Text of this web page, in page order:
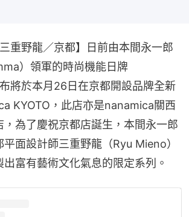
重野龍／京都】日前由本間永一郎
）領軍的時尚機能日牌
將於本月26日在京都開設品牌全新
KYOTO，此店亦是nanamica關西
，為了慶祝京都店誕生，本間永一郎
面設計師三重野龍（Ryu Mieno）
富有藝術文化氣息的限定系列。